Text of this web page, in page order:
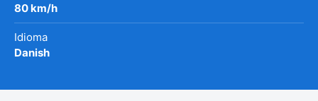
80 km/h
Idioma
Danish